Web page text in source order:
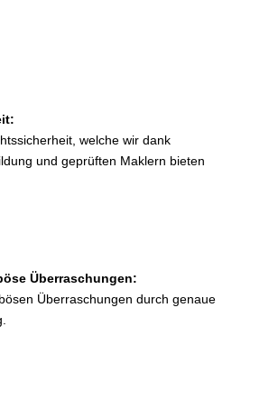
welche wir dank
und geprüften Maklern bieten
Überraschungen:
Überraschungen durch genaue